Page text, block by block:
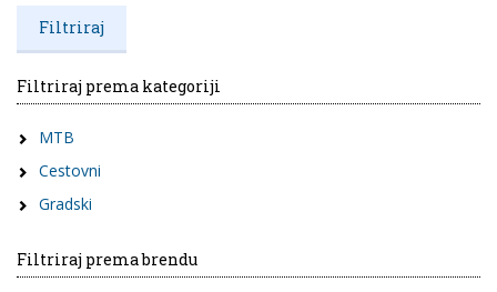
Filtriraj prema kategoriji
MTB
Cestovni
Gradski
Filtriraj prema brendu